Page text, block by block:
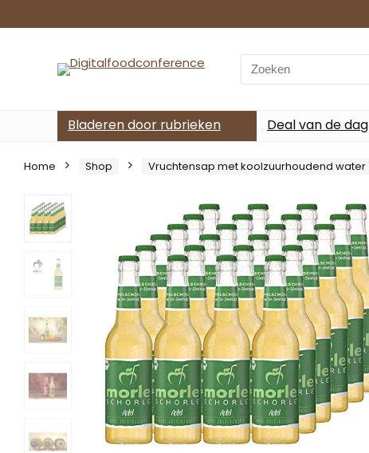
Search
for:
Bladeren door rubrieken Deal van de dag
Home Shop Vruchtensap met koolzuurhoudend water